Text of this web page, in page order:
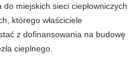
miejskich sieci ciepłowniczych
którego właściciele
z dofinansowania na budowę
cieplnego.